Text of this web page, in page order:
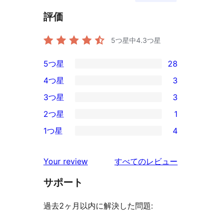
評価
5つ星中4.3つ星
28
5-
星
レ
ビ
ー
5つ星 28
4-
星
レ
ュ
ー
4つ星 3
3
3-
星
ビ
ュ
3つ星 3
2-
レ
ビ
ー
2つ星 1
星
レ
ュ
1つ星 4
Your review すべてのレビュー
サポート
過去2ヶ月以内に解決した問題: